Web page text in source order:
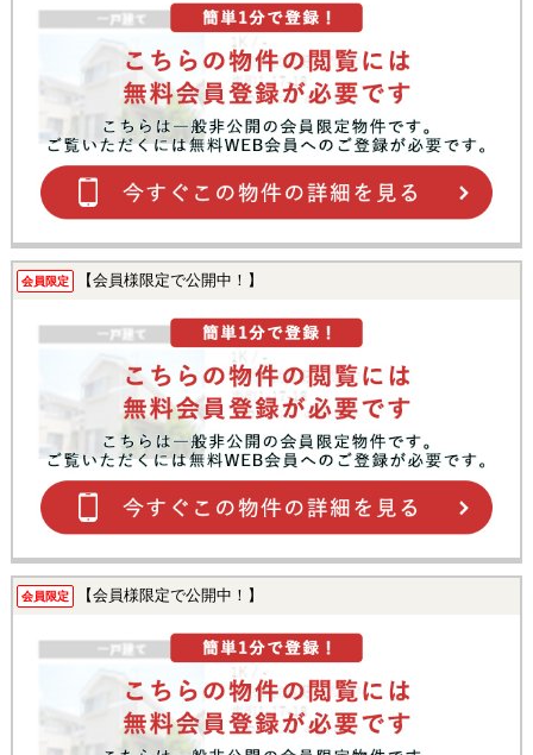
会員限定 【会員様限定で公開中！】
会員限定 【会員様限定で公開中！】